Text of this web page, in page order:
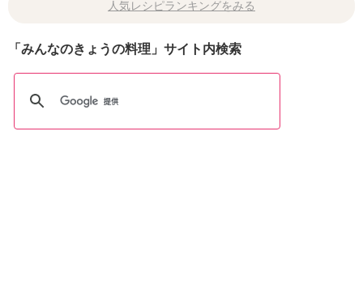
人気レシピランキングをみる
「みんなのきょうの料理」サイト内検索